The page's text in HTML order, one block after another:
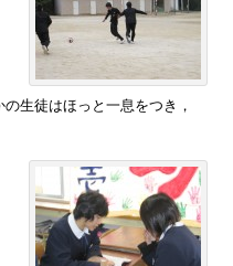
生徒はほっと一息をつき，